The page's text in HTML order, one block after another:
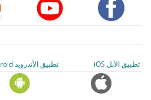
تطبيق الأبل iOS تطبيق الأندرويد Android